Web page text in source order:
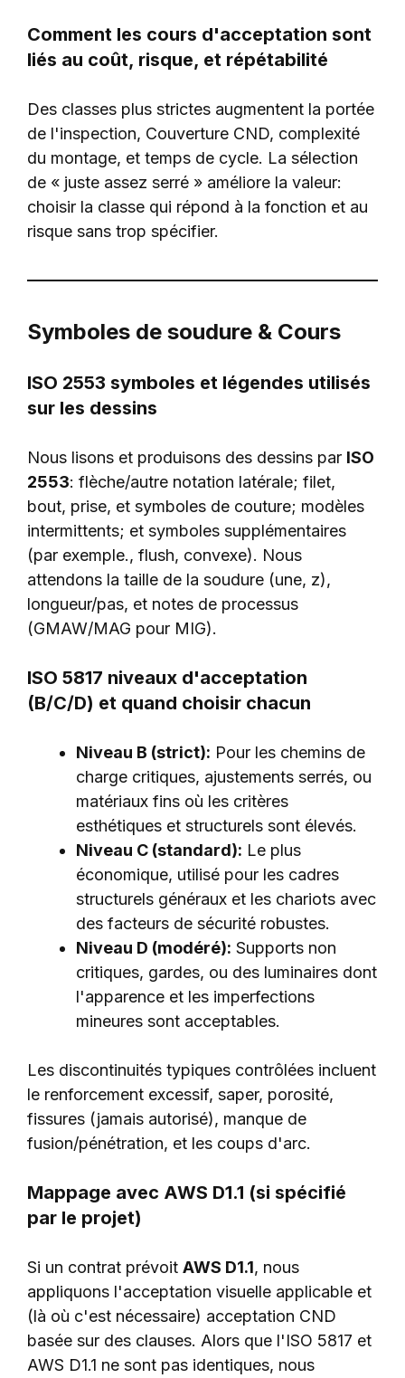
Comment les cours d'acceptation sont
liés au coût, risque, et répétabilité
Des classes plus strictes augmentent la portée
de l'inspection, Couverture CND, complexité
du montage, et temps de cycle. La sélection
de « juste assez serré » améliore la valeur:
choisir la classe qui répond à la fonction et au
risque sans trop spécifier.
Symboles de soudure & Cours
ISO 2553 symboles et légendes utilisés
sur les dessins
Nous lisons et produisons des dessins par ISO
2553: flèche/autre notation latérale; filet,
bout, prise, et symboles de couture; modèles
intermittents; et symboles supplémentaires
(par exemple., flush, convexe). Nous
attendons la taille de la soudure (une, z),
longueur/pas, et notes de processus
(GMAW/MAG pour MIG).
ISO 5817 niveaux d'acceptation
(B/C/D) et quand choisir chacun
Niveau B (strict): Pour les chemins de
charge critiques, ajustements serrés, ou
matériaux fins où les critères
esthétiques et structurels sont élevés.
Niveau C (standard): Le plus
économique, utilisé pour les cadres
structurels généraux et les chariots avec
des facteurs de sécurité robustes.
Niveau D (modéré): Supports non
critiques, gardes, ou des luminaires dont
l'apparence et les imperfections
mineures sont acceptables.
Les discontinuités typiques contrôlées incluent
le renforcement excessif, saper, porosité,
fissures (jamais autorisé), manque de
fusion/pénétration, et les coups d'arc.
Mappage avec AWS D1.1 (si spécifié
par le projet)
Si un contrat prévoit AWS D1.1, nous
appliquons l'acceptation visuelle applicable et
(là où c'est nécessaire) acceptation CND
basée sur des clauses. Alors que l'ISO 5817 et
AWS D1.1 ne sont pas identiques, nous